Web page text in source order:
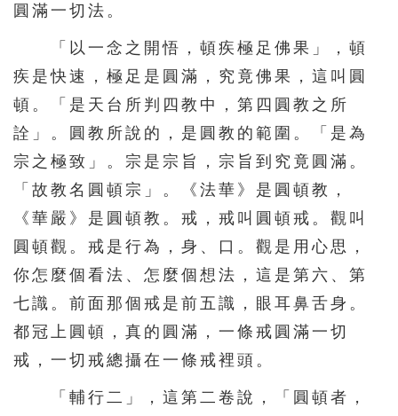
圓滿一切法。
「以一念之開悟，頓疾極足佛果」，頓
疾是快速，極足是圓滿，究竟佛果，這叫圓
頓。「是天台所判四教中，第四圓教之所
詮」。圓教所說的，是圓教的範圍。「是為
宗之極致」。宗是宗旨，宗旨到究竟圓滿。
「故教名圓頓宗」。《法華》是圓頓教，
《華嚴》是圓頓教。戒，戒叫圓頓戒。觀叫
圓頓觀。戒是行為，身、口。觀是用心思，
你怎麼個看法、怎麼個想法，這是第六、第
七識。前面那個戒是前五識，眼耳鼻舌身。
都冠上圓頓，真的圓滿，一條戒圓滿一切
戒，一切戒總攝在一條戒裡頭。
「輔行二」，這第二卷說，「圓頓者，